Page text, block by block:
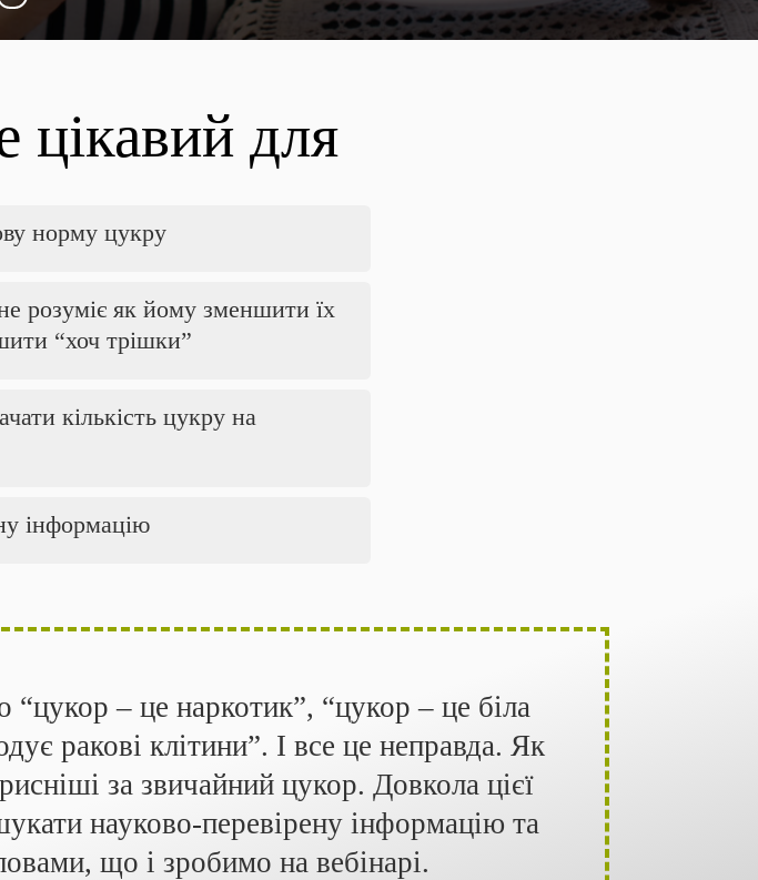
цікавий для
норму цукру
розуміє як йому зменшити їх
“хоч трішки”
кількість цукру на
інформацію
– це наркотик”, “цукор – це біла
ракові клітини”. І все це неправда. Як
за звичайний цукор. Довкола цієї
науково-перевірену інформацію та
що і зробимо на вебінарі.